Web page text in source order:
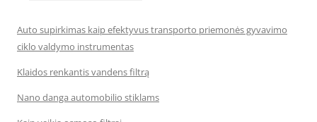
Auto supirkimas kaip efektyvus transporto priemonės gyvavimo
ciklo valdymo instrumentas
Klaidos renkantis vandens filtrą
Nano danga automobilio stiklams